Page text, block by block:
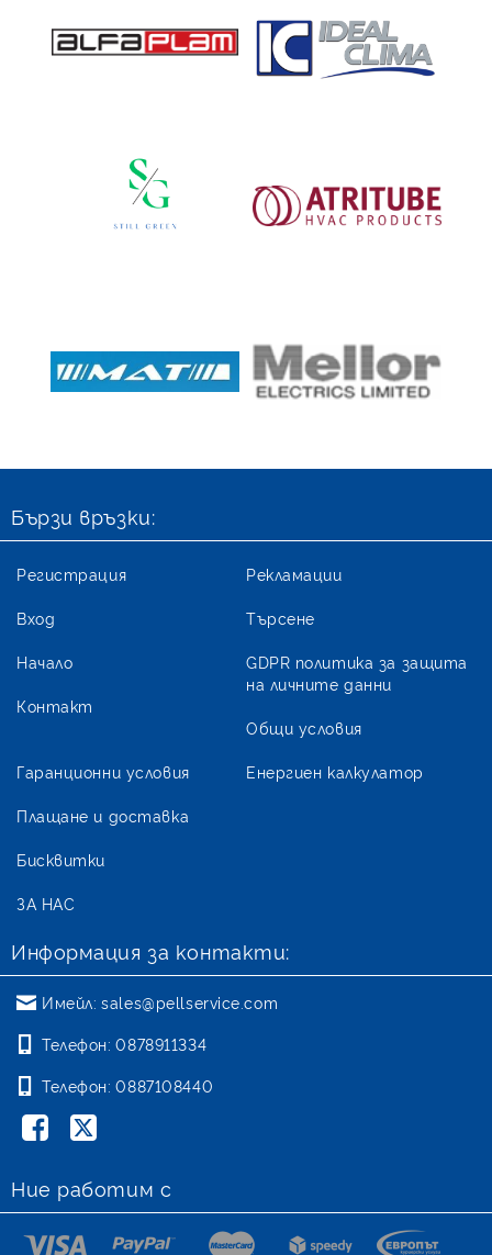
Бързи връзки:
Регистрация
Вход
Начало
Контакт
Рекламации
Търсене
GDPR политика за защита
на личните данни
Общи условия
Гаранционни условия
Плащане и доставка
Бисквитки
ЗА НАС
Енергиен калкулатор
Информация за контакти:
Имейл: sales@pellservice.com
Телефон: 0878911334
Телефон: 0887108440
Ние работим с